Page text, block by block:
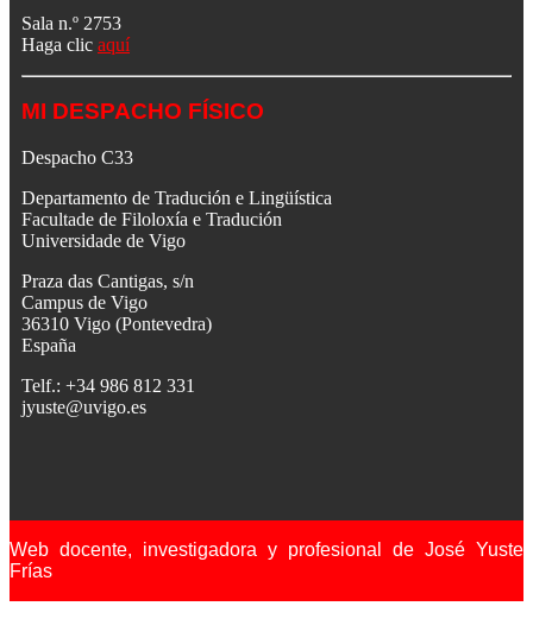
Sala n.º 2753
Haga clic aquí
MI DESPACHO FÍSICO
Despacho C33
Departamento de Tradución e Lingüística
Facultade de Filoloxía e Tradución
Universidade de Vigo
Praza das Cantigas, s/n
Campus de Vigo
36310 Vigo (Pontevedra)
España
Telf.: +34 986 812 331
jyuste@uvigo.es
Web docente, investigadora y profesional de José Yuste
Frías